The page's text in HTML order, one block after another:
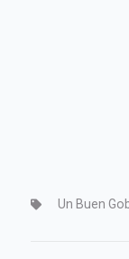
Un Buen